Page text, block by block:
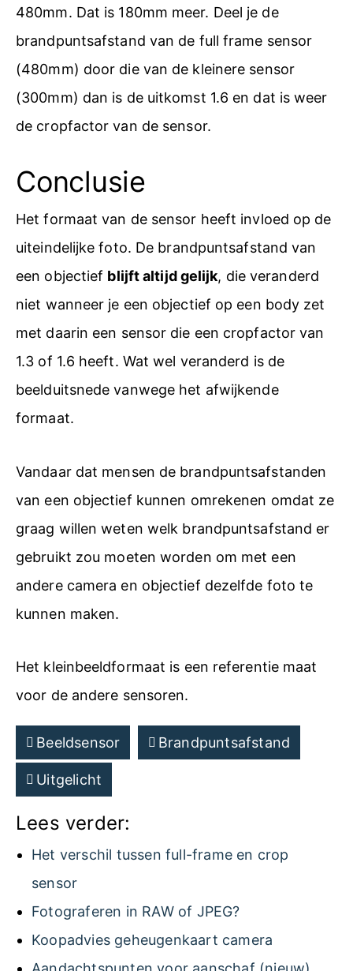
480mm. Dat is 180mm meer. Deel je de
brandpuntsafstand van de full frame sensor
(480mm) door die van de kleinere sensor
(300mm) dan is de uitkomst 1.6 en dat is weer
de cropfactor van de sensor.
Conclusie
Het formaat van de sensor heeft invloed op de
uiteindelijke foto. De brandpuntsafstand van
een objectief blijft altijd gelijk, die veranderd
niet wanneer je een objectief op een body zet
met daarin een sensor die een cropfactor van
1.3 of 1.6 heeft. Wat wel veranderd is de
beelduitsnede vanwege het afwijkende
formaat.
Vandaar dat mensen de brandpuntsafstanden
van een objectief kunnen omrekenen omdat ze
graag willen weten welk brandpuntsafstand er
gebruikt zou moeten worden om met een
andere camera en objectief dezelfde foto te
kunnen maken.
Het kleinbeeldformaat is een referentie maat
voor de andere sensoren.
Beeldsensor Brandpuntsafstand
Uitgelicht
Lees verder:
Het verschil tussen full-frame en crop
sensor
Fotograferen in RAW of JPEG?
Koopadvies geheugenkaart camera